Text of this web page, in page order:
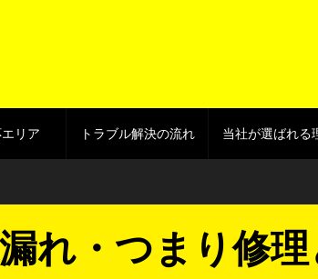
リア トラブル解決の流れ 当社が選ばれる
れ・つまり修